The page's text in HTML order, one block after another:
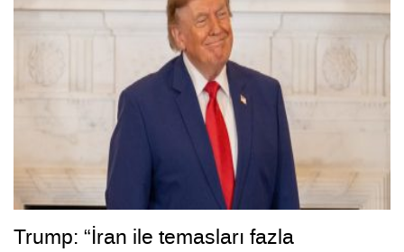
Trump: “İran ile temasları fazla